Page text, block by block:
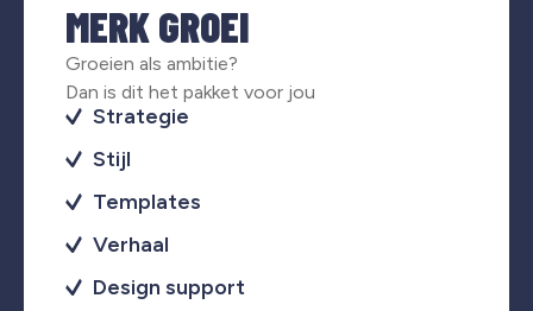
MERK GROEI
Groeien als ambitie?
Dan is dit het pakket voor jou
Strategie
Stijl
Templates
Verhaal
Design support